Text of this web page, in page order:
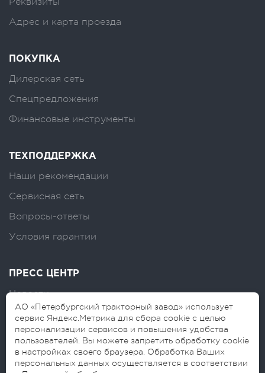
Адрес и карта проезда
ПОКУПКА
Дилерская сеть
Спецпредложения
Финансовые инструменты
ТЕХПОДДЕРЖКА
Наши рекомендации
Сервисная сеть
Вопросы-ответы
Условия гарантии
ПРЕСС ЦЕНТР
Новости
Логотипы
Блог
АО «Петербургский тракторный завод» использует
сервис Яндекс.Метрика для сбора cookie с целью
персонализации сервисов и повышения удобства
пользователей. Вы можете запретить обработку cookie
в настройках своего браузера. Обработка Ваших
персональных данных осуществляется в соответствии